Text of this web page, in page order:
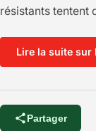
résistants tentent
Lire la suite sur
Partager